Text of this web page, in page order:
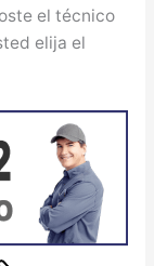
el técnico
elija el